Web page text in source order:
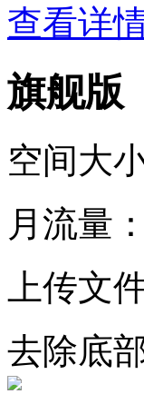
查看详
旗舰版
空间大
月流量：
上传文
去除底